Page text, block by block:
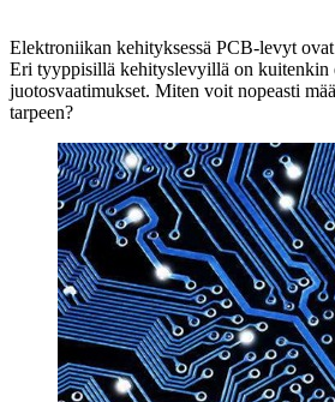
Elektroniikan kehityksessä PCB-levyt
Eri tyyppisillä kehityslevyillä on kuitenkin
juotosvaatimukset. Miten voit nopeasti
tarpeen?